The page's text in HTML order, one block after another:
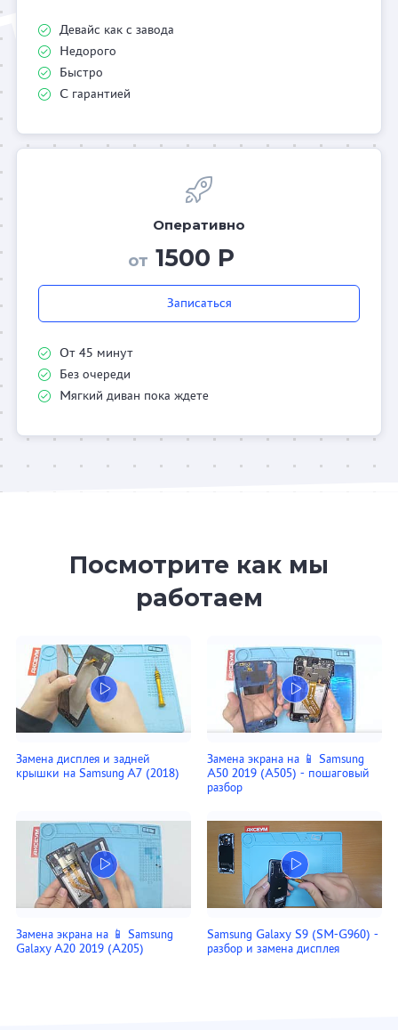
Девайс как с завода
Недорого
Быстро
С гарантией
Оперативно
от 1500 Р
Записаться
От 45 минут
Без очереди
Мягкий диван пока ждете
Посмотрите как мы
работаем
Замена дисплея и задней
крышки на Samsung A7 (2018)
Замена экрана на 📱 Samsung
A50 2019 (A505) - пошаговый
разбор
Замена экрана на 📱 Samsung
Galaxy A20 2019 (A205)
Samsung Galaxy S9 (SM-G960) -
разбор и замена дисплея